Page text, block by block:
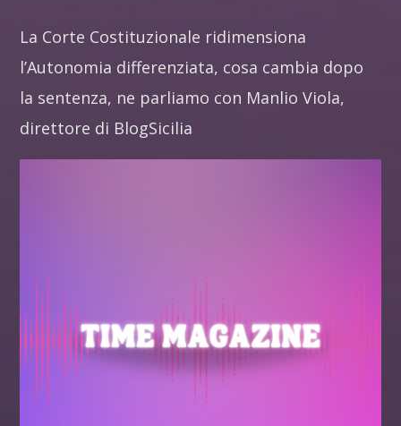
La Corte Costituzionale ridimensiona
l’Autonomia differenziata, cosa cambia dopo
la sentenza, ne parliamo con Manlio Viola,
direttore di BlogSicilia